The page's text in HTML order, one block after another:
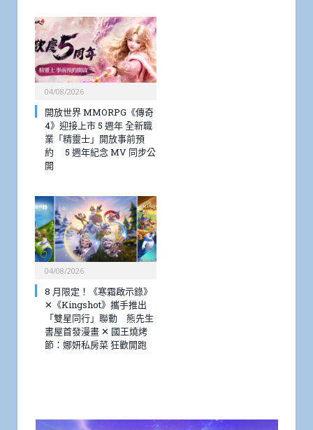
04/08/2026
開放世界 MMORPG《傳奇
4》迎接上市 5 週年 全新職
業「精靈士」開放事前預
約 5 週年紀念 MV 同步公
開
04/08/2026
8 月限定！《寒霜啟示錄》
✕《Kingshot》攜手推出
「雙星同行」聯動 熊先生
書屋首發漫畫 ✕ 國王燒烤
節：娜妍私房菜 狂歡開跑